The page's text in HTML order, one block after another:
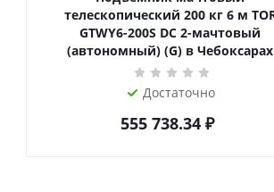
телескопический 200 кг 6 м TOR
GTWY6-200S DC 2-мачтовый
(автономный) (G) в Чебоксарах
Достаточно
555 738.34₽